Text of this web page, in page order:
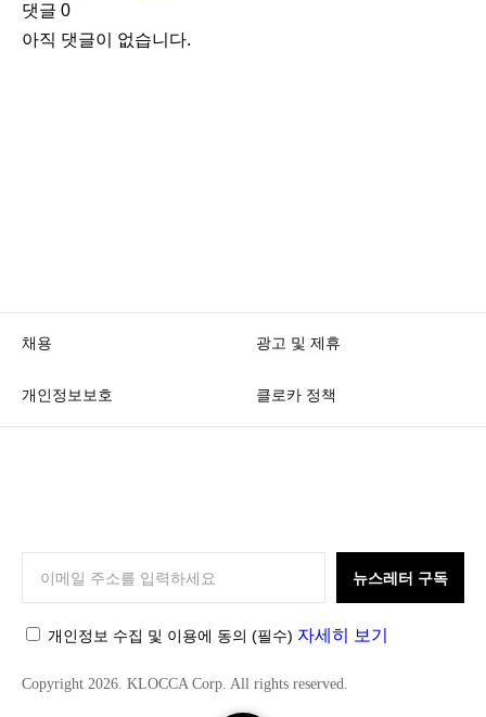
댓글 0
아직 댓글이 없습니다.
채용 광고 및 제휴
개인정보보호 클로카 정책
C
C
뉴스레터 구독
개인정보 수집 및 이용에 동의 (필수) 자세히 보기
Copyright 2026. KLOCCA Corp. All rights reserved.